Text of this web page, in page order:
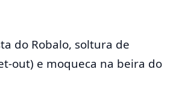
do Robalo, soltura de
e moqueca na beira do